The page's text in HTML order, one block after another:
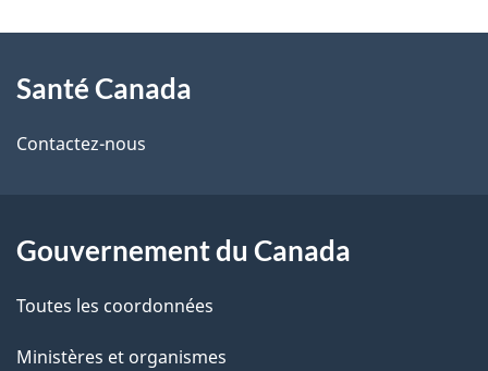
i
l
d
e
propos
de
site
Santé Canada
Contactez-nous
Gouvernement du Canada
Toutes les coordonnées
Ministères et organismes